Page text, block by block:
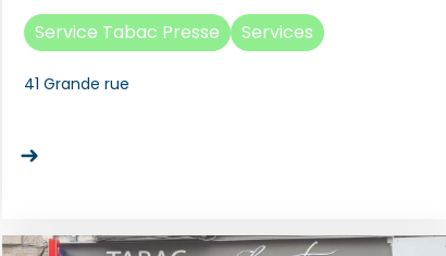
Service Tabac Presse Services
41 Grande rue